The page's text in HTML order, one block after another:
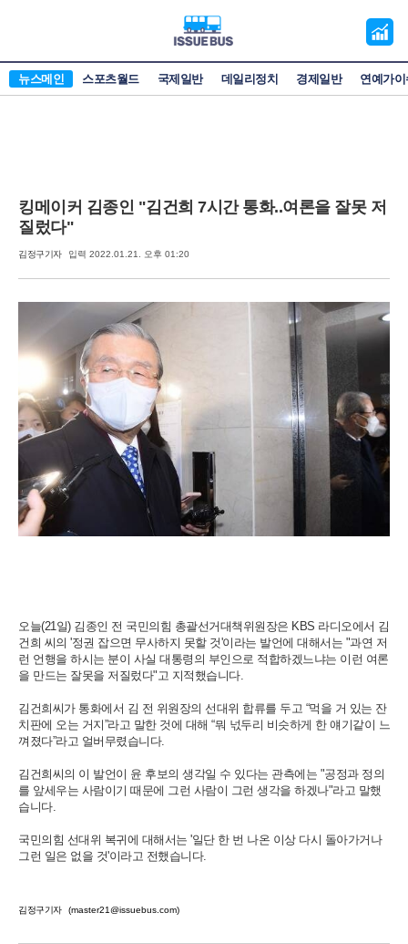
오
늘
의
증
뉴스메인 스포츠월드 국제일반 데일리정치 경제일반 연예가이
킹메이커 김종인 "김건희 7시간 통화..여론을 잘못 저
질렀다"
김정구기자 입력 2022.01.21. 오후 01:20
오늘(21일) 김종인 전 국민의힘 총괄선거대책위원장은 KBS 라디오에서 김
건희 씨의 '정권 잡으면 무사하지 못할 것'이라는 발언에 대해서는 "과연 저
런 언행을 하시는 분이 사실 대통령의 부인으로 적합하겠느냐는 이런 여론
을 만드는 잘못을 저질렀다"고 지적했습니다.
김건희씨가 통화에서 김 전 위원장의 선대위 합류를 두고 “먹을 거 있는 잔
치판에 오는 거지”라고 말한 것에 대해 “뭐 넋두리 비슷하게 한 얘기같이 느
껴졌다”라고 얼버무렸습니다.
김건희씨의 이 발언이 윤 후보의 생각일 수 있다는 관측에는 "공정과 정의
를 앞세우는 사람이기 때문에 그런 사람이 그런 생각을 하겠나"라고 말했
습니다.
국민의힘 선대위 복귀에 대해서는 '일단 한 번 나온 이상 다시 돌아가거나
그런 일은 없을 것'이라고 전했습니다.
김정구기자 (master21@issuebus.com)